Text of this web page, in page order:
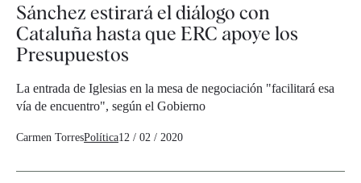
Sánchez estirará el diálogo con
Cataluña hasta que ERC apoye los
Presupuestos
La entrada de Iglesias en la mesa de negociación "facilitará esa
vía de encuentro", según el Gobierno
Carmen TorresPolítica12 / 02 / 2020